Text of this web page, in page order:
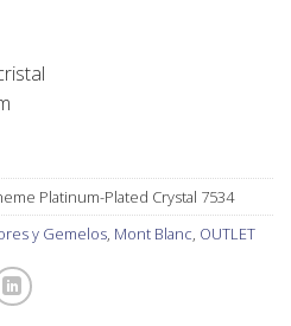
Platinum-Plated Crystal 7534
y Gemelos, Mont Blanc, OUTLET